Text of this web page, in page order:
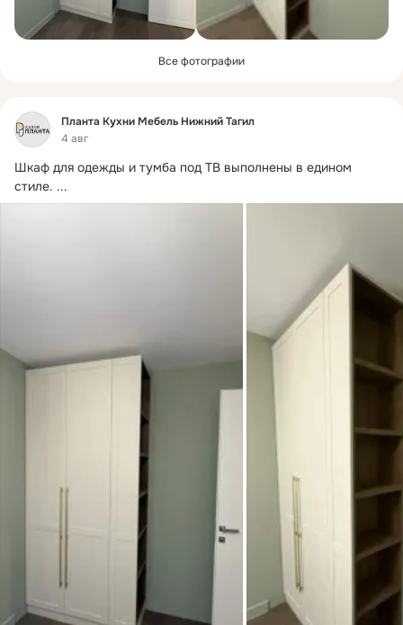
Все фотографии
Фид
Планта Кухни Мебель Нижний Тагил
4 авг
Шкаф для одежды и тумба под ТВ выполнены в едином
стиле. ...